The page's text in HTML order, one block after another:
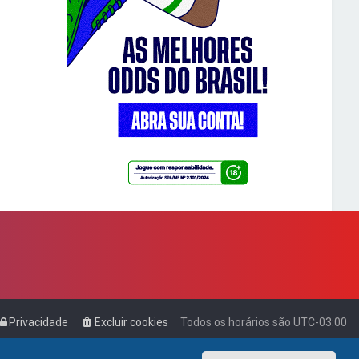
Todos os horários são UTC-03:00
Excluir cookies
Privacidade